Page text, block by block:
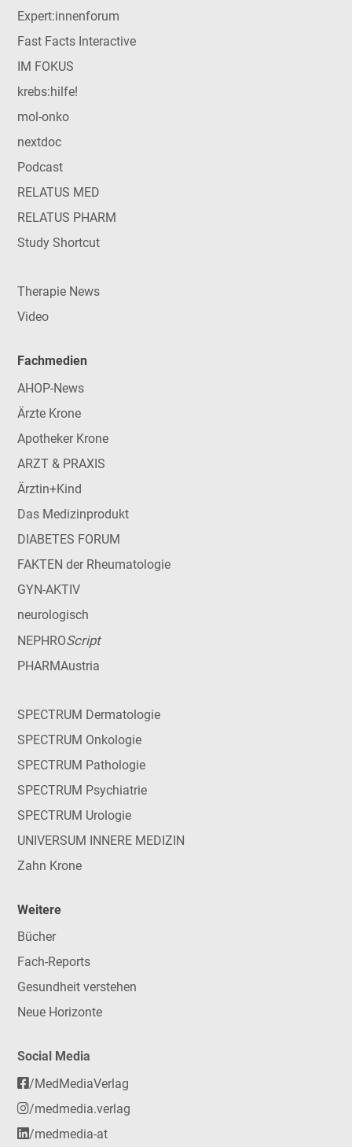
Expert:innenforum
Fast Facts Interactive
IM FOKUS
krebs:hilfe!
mol-onko
nextdoc
Podcast
RELATUS MED
RELATUS PHARM
Study Shortcut
Therapie News
Video
Fachmedien
AHOP-News
Ärzte Krone
Apotheker Krone
ARZT & PRAXIS
Ärztin+Kind
Das Medizinprodukt
DIABETES FORUM
FAKTEN der Rheumatologie
GYN-AKTIV
neurologisch
NEPHROScript
PHARMAustria
SPECTRUM Dermatologie
SPECTRUM Onkologie
SPECTRUM Pathologie
SPECTRUM Psychiatrie
SPECTRUM Urologie
UNIVERSUM INNERE MEDIZIN
Zahn Krone
Weitere
Bücher
Fach-Reports
Gesundheit verstehen
Neue Horizonte
Social Media
/MedMediaVerlag
/medmedia.verlag
/medmedia-at